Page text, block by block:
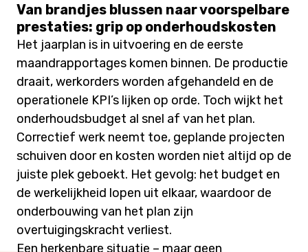
Van brandjes blussen naar voorspelbare
prestaties: grip op onderhoudskosten
Het jaarplan is in uitvoering en de eerste
maandrapportages komen binnen. De productie
draait, werkorders worden afgehandeld en de
operationele KPI’s lijken op orde. Toch wijkt het
onderhoudsbudget al snel af van het plan.
Correctief werk neemt toe, geplande projecten
schuiven door en kosten worden niet altijd op de
juiste plek geboekt. Het gevolg: het budget en
de werkelijkheid lopen uit elkaar, waardoor de
onderbouwing van het plan zijn
overtuigingskracht verliest.
Een herkenbare situatie – maar geen